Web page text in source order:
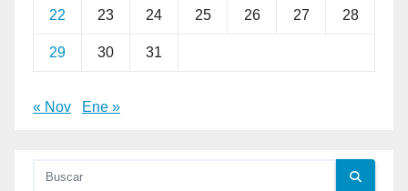
22 23 24 25 26 27 28
29 30 31
« Nov Ene »